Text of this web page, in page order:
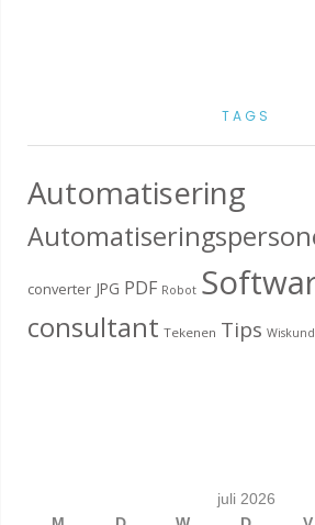
TAGS
Automatisering
converter JPG PDF Robot
consultant Tekenen Tips
juli 2026